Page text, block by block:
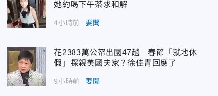
她約喝下午茶求和解
4小時前 要聞
花2383萬公帑出國47趟 春節「就地休
假」探親美國夫家？徐佳青回應了
9小時前 要聞